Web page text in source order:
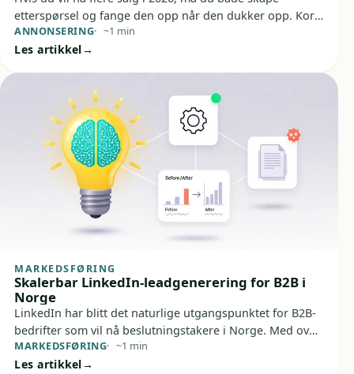
etterspørsel og fange den opp når den dukker opp. Kort
sagt: demand generation bygger tillit og synlighet, mens
lead generation gjør interessen målbar og klar for
ANNONSERING ~1 min
Les artikkel
MARKEDSFØRING
Skalerbar LinkedIn-leadgenerering for B2B i
Norge
LinkedIn har blitt det naturlige utgangspunktet for B2B-
bedrifter som vil nå beslutningstakere i Norge. Med over
én million norske profiler og en brukerbase fylt med
ledere og fagfolk, gir plattformen unike muligheter for å
MARKEDSFØRING ~1 min
Les artikkel